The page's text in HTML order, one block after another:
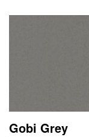
Gobi Grey